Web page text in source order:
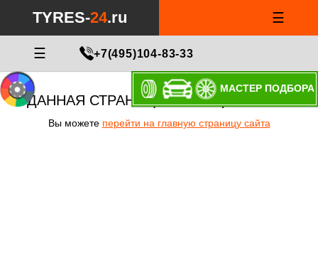
TYRES-24.ru ☰
☰ +7(495)104-83-33
МАСТЕР ПОДБОРА
ДАННАЯ СТРАНИЦА НЕ СУЩЕСТВУЕТ!
Вы можете перейти на главную страницу сайта